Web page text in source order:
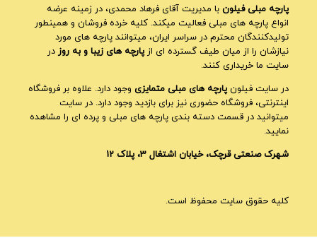
پارچه مبلی فیلون با مدیریت آقای فرهاد محمدی، در زمینه عرضه
انواع پارچه های مبلی فعالیت میکند. کلیه خرده فروشان و همینطور
تولیدکنندگان محترم در سراسر ایران، میتوانند پارچه های مورد
نیازشان را از میان طیف گسترده ای ازپارچه های زیبا و به روز در
سایت ما خریداری کنند.
در سایت فیلونپارچه های مبلی متمایزی وجود دارد. علاوه بر فروشگاه
اینترنتی، فروشگاه حضوری نیز برای بازدید وجود دارد. در سایت
میتوانید در قسمت دسته بندی پارچه های مبلی و پرده ای را مشاهده
نمایید.
شهرک صنعتی قرچک، خیابان اشتغال 3، پلاک 12
کلیه حقوق سایت محفوظ است.